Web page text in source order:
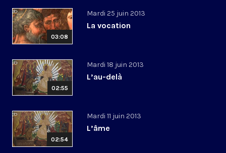
03:08
Mardi 25 juin 2013
La vocation
02:55
Mardi 18 juin 2013
L’au-delà
02:54
Mardi 11 juin 2013
L’âme